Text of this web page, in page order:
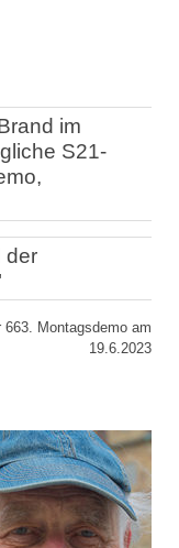
im
S21-
der
Montagsdemo am
19.6.2023